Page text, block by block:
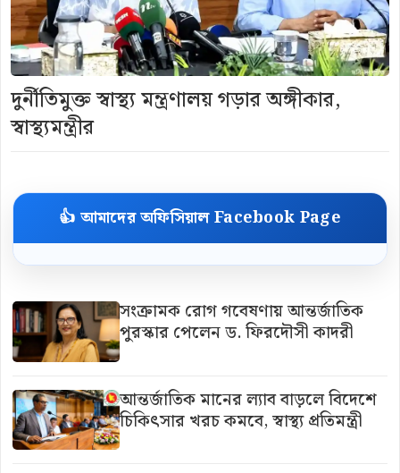
দুর্নীতিমুক্ত স্বাস্থ্য মন্ত্রণালয় গড়ার অঙ্গীকার,
স্বাস্থ্যমন্ত্রীর
👍 আমাদের অফিসিয়াল Facebook Page
সংক্রামক রোগ গবেষণায় আন্তর্জাতিক
পুরস্কার পেলেন ড. ফিরদৌসী কাদরী
আন্তর্জাতিক মানের ল্যাব বাড়লে বিদেশে
চিকিৎসার খরচ কমবে, স্বাস্থ্য প্রতিমন্ত্রী